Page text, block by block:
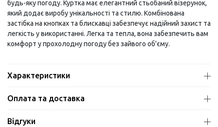
будь-яку погоду. Куртка має елегантний стьобаний візерунок,
який додає виробу унікальності та стилю. Комбінована
застібка на кнопках та блискавці забезпечує надійний захист та
легкість у використанні. Легка та тепла, вона забезпечить вам
комфорт у прохолодну погоду без зайвого об'єму.
Характеристики
Оплата та доставка
Відгуки